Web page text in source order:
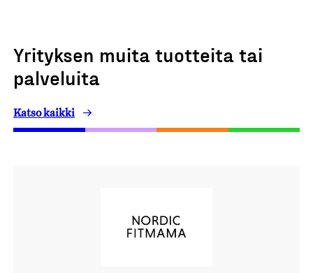
Yrityksen muita tuotteita tai
palveluita
Katso kaikki